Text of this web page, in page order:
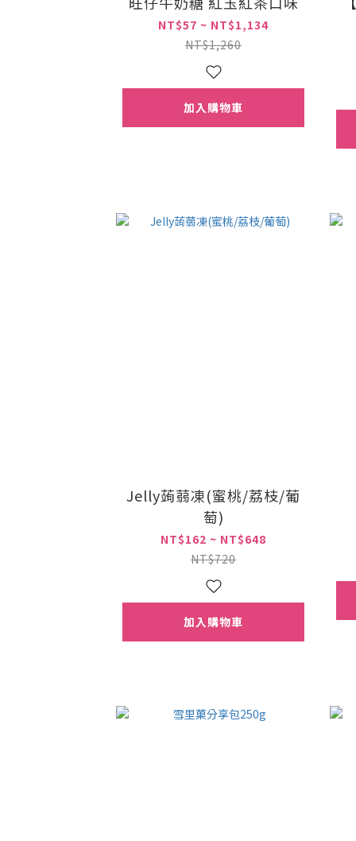
NT$57 ~ NT$1,134
NT$1,260
加入購物車
Jelly蒟蒻凍(蜜桃/荔枝/葡
萄)
NT$162 ~ NT$648
NT$720
加入購物車